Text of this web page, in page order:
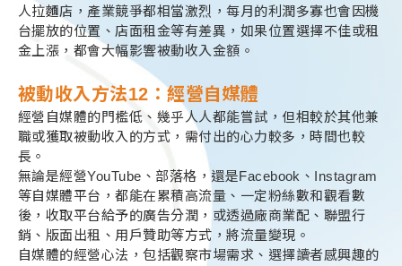
人拉麵店，產業競爭都相當激烈，每月的利潤多寡也會因機
台擺放的位置、店面租金等有差異，如果位置選擇不佳或租
金上漲，都會大幅影響被動收入金額。
被動收入方法12：經營自媒體
經營自媒體的門檻低、幾乎人人都能嘗試，但相較於其他兼
職或獲取被動收入的方式，需付出的心力較多，時間也較
長。
無論是經營YouTube、部落格，還是Facebook、Instagram
等自媒體平台，都能在累積高流量、一定粉絲數和觀看數
後，收取平台給予的廣告分潤，或透過廠商業配、聯盟行
銷、版面出租、用戶贊助等方式，將流量變現。
自媒體的經營心法，包括觀察市場需求、選擇讀者感興趣的